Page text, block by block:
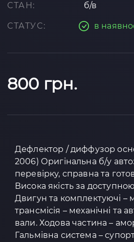
СТАН: б/в
СТАТУС: в
800 грн.
Дефлектор / диффузор
2006) Оригінальна б/у
перевірку, справна та
Висока якість за
Двигун та комплектуючі –
трансмісія – механічні та
вали. Ходова частина –
Гальмівна система –